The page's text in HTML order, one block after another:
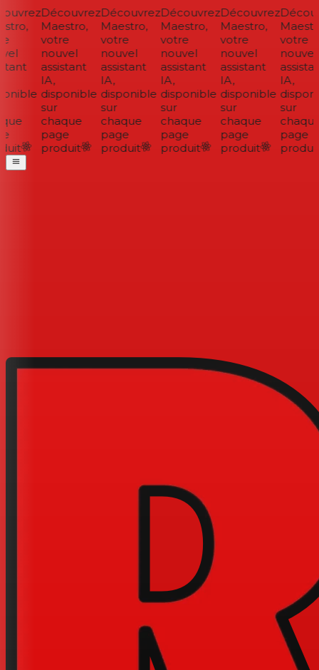
Découvrez
Maestro,
votre
nouvel
assistant
IA,
disponible
sur
chaque
page
produit
Découvrez
Maestro,
votre
nouvel
assistant
IA,
disponible
sur
chaque
page
produit
Découvrez
Maestro,
votre
nouvel
assistant
IA,
disponible
sur
chaque
page
produit
Découvrez
Maestro,
votre
nouvel
assistant
IA,
disponible
sur
chaque
page
produit
votre
nouvel
IA,
sur
chaque
page
produit